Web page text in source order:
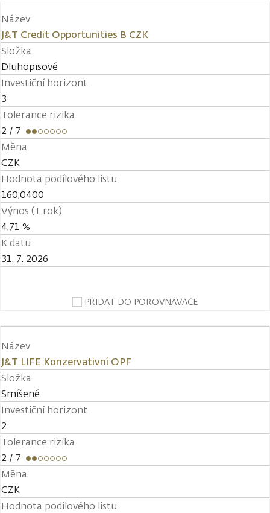
Název
J&T Credit Opportunities B CZK
Složka
Dluhopisové
Investiční horizont
3
Tolerance rizika
2 / 7
Měna
CZK
Hodnota podílového listu
160,0400
Výnos (1 rok)
4,71 %
K datu
31. 7. 2026
PŘIDAT DO POROVNÁVAČE
Název
J&T LIFE Konzervativní OPF
Složka
Smíšené
Investiční horizont
2
Tolerance rizika
2 / 7
Měna
CZK
Hodnota podílového listu